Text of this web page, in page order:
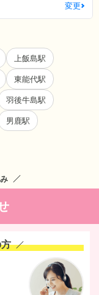
変更
上飯島駅
東能代駅
羽後牛島駅
男鹿駅